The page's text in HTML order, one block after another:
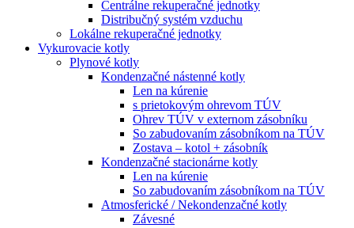
Centrálne rekuperačné jednotky
Distribučný systém vzduchu
Lokálne rekuperačné jednotky
Vykurovacie kotly
Plynové kotly
Kondenzačné nástenné kotly
Len na kúrenie
s prietokovým ohrevom TÚV
Ohrev TÚV v externom zásobníku
So zabudovaním zásobníkom na TÚV
Zostava – kotol + zásobník
Kondenzačné stacionárne kotly
Len na kúrenie
So zabudovaním zásobníkom na TÚV
Atmosferické / Nekondenzačné kotly
Závesné